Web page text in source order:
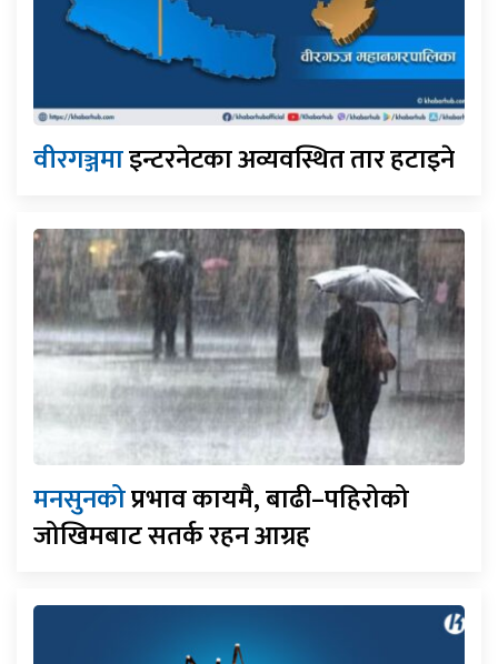
वीरगञ्जमाइन्टरनेटका अव्यवस्थित तार हटाइने
मनसुनकोप्रभाव कायमै, बाढी–पहिरोको
जोखिमबाट सतर्क रहन आग्रह